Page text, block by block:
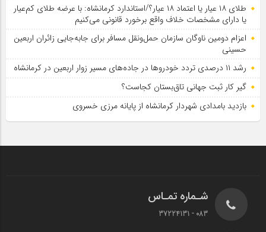
طلای ۱۸ عیار یا اعتماد ۱۸ عیار؟/استاندارد کرمانشاه: با عرضه طلای کم‌عیار
یا دارای مشخصات خلاف واقع برخورد قانونی می‌کنیم
اعزام دومین ناوگان سازمان حمل‌ونقل مسافر برای جابه‌جایی زائران اربعین
حسینی
رشد ۱۱ درصدی تردد خودروها در جاده‌های مسیر زوار اربعین در کرمانشاه
گیر کار ثبت جهانی تاق‌بستان کجاست؟
بازدید بامدادی شهردار کرمانشاه از پایانه مرزی خسروی
شـماره تمـاس
083 - 37224131